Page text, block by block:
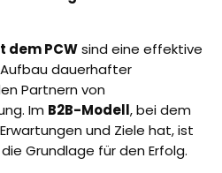
dem PCWsind eine effektive
dauerhafter
Partnern von
Im B2B-Modell, bei dem
und Ziele hat, ist
Grundlage für den Erfolg.